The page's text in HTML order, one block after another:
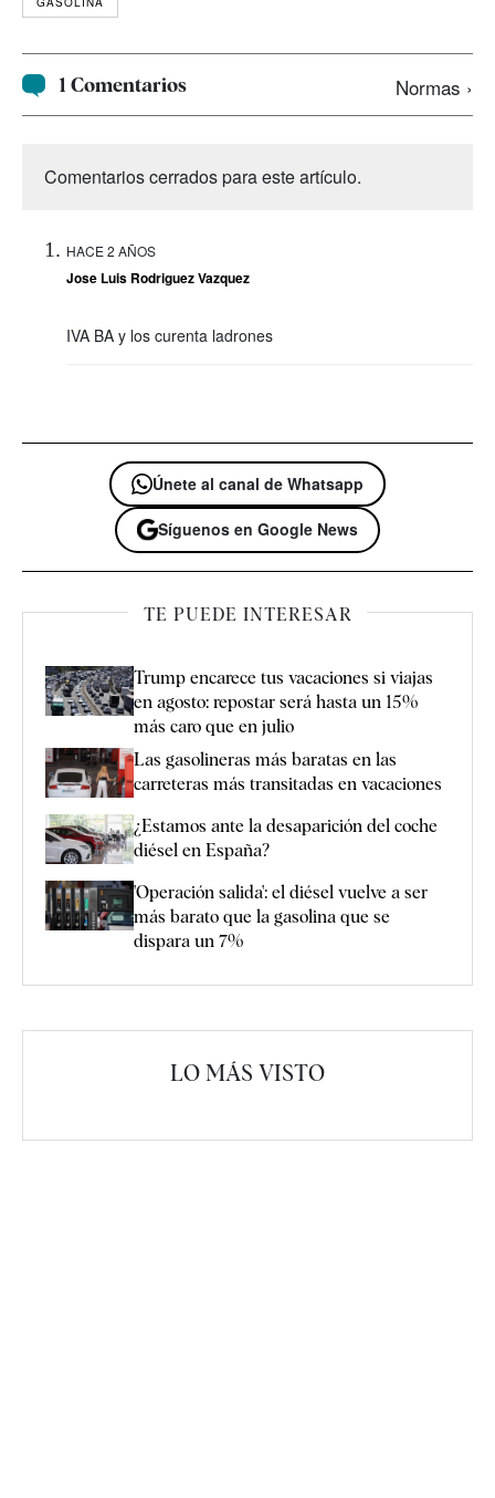
1 Comentarios Normas ›
Comentarios cerrados para este artículo.
HACE 2 AÑOS
Jose Luis Rodriguez Vazquez
IVA BA y los curenta ladrones
Únete al canal de Whatsapp
Síguenos en Google News
TE PUEDE INTERESAR
Trump encarece tus vacaciones si viajas
en agosto: repostar será hasta un 15%
más caro que en julio
Las gasolineras más baratas en las
carreteras más transitadas en vacaciones
¿Estamos ante la desaparición del coche
diésel en España?
'Operación salida': el diésel vuelve a ser
más barato que la gasolina que se
dispara un 7%
LO MÁS VISTO